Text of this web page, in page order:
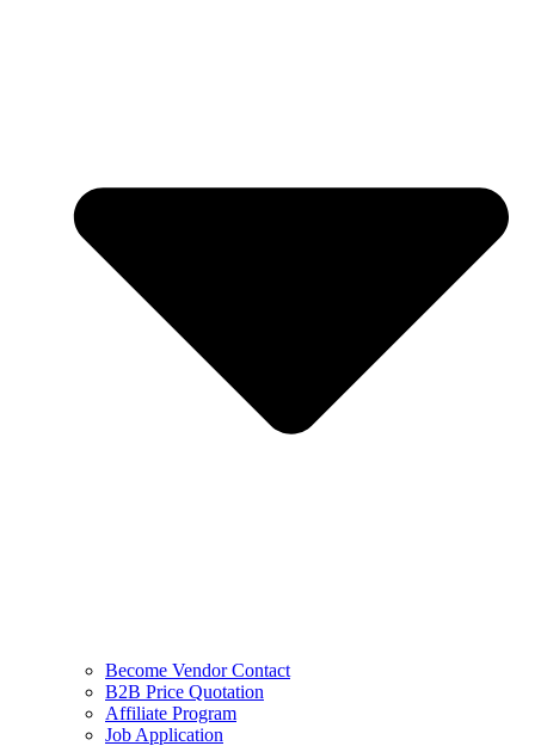
Become Vendor Contact
B2B Price Quotation
Affiliate Program
Job Application